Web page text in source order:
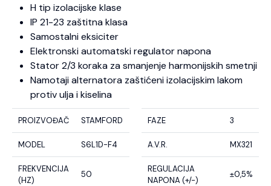
H tip izolacijske klase
IP 21-23 zaštitna klasa
Samostalni eksiciter
Elektronski automatski regulator napona
Stator 2/3 koraka za smanjenje harmonijskih smetnji
Namotaji alternatora zaštićeni izolacijskim lakom
protiv ulja i kiselina
PROIZVOĐAČ STAMFORD
MODEL S6L1D-F4
FREKVENCIJA
(HZ)
50
FAZE 3
A.V.R. MX321
REGULACIJA
NAPONA (+/-)
±0,5%